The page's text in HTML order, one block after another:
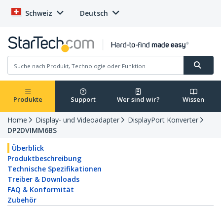
Schweiz Deutsch
Produkte Support Wer sind wir? Wissen
Home Display- und Videoadapter
DisplayPort Konverter
DP2DVIMM6BS
Überblick
Produktbeschreibung
Technische Spezifikationen
Treiber & Downloads
FAQ & Konformität
Zubehör